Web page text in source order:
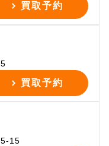
買取予約
買取予約
15